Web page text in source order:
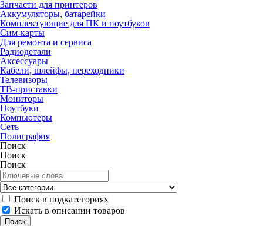
Запчасти для принтеров
Аккумуляторы, батарейки
Комплектующие для ПК и ноутбуков
Сим-карты
Для ремонта и сервиса
Радиодетали
Аксессуары
Кабели, шлейфы, переходники
Телевизоры
ТВ-приставки
Мониторы
Ноутбуки
Компьютеры
Сеть
Полиграфия
Поиск
Поиск
Поиск
Поиск в подкатегориях
Искать в описании товаров